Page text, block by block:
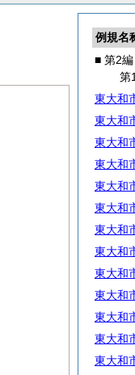
例規名
■ 第2
第
東大和
東大和
東大和
東大和
東大和
東大和
東大和
東大和
東大和
東大和
東大和
東大和
東大和